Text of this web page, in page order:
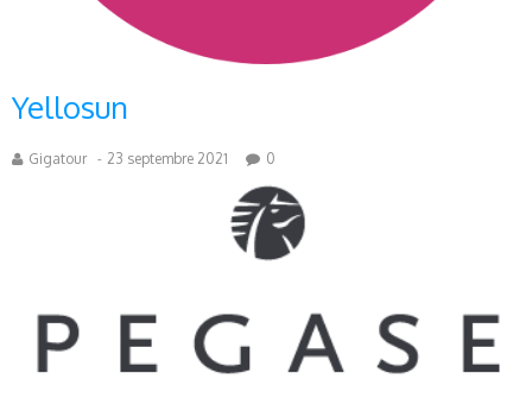
Yellosun
Gigatour - 23 septembre 2021 0